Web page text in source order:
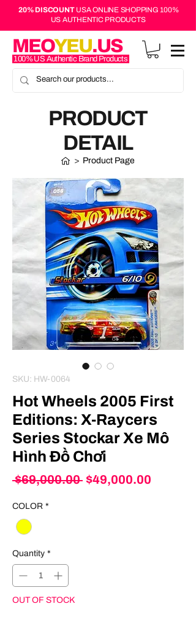
20% DISCOUNTUSA ONLINE SHOPPING 100%
US AUTHENTIC PRODUCTS
MEOYEU.US
100% US Authentic Brand Products
PRODUCT
DETAIL
> Product Page
SKU: HW-0064
Hot Wheels 2005 First
Editions: X‑Raycers
Series Stockar Xe Mô
Hình Đồ Chơi
$69,000.00 Regular
$49,000.00
COLOR *
Quantity *
OUT OF STOCK